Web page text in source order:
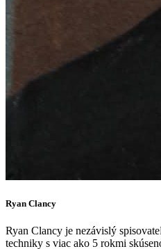
Ryan Clancy
Ryan Clancy je nezávislý
techniky s viac ako 5 rokmi